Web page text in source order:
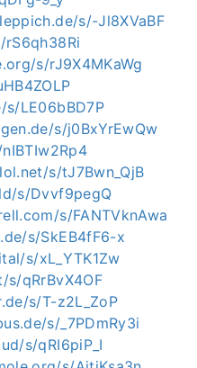
s/-Jl8XVaBF
s/rJ9X4MKaWg
LE06bBD7P
s/j0BxYrEwQw
s/tJ7Bwn_QjB
s/Dvvf9pegQ
s/FANTVknAwa
s/SkEB4fF6-x
s/xL_YTK1Zw
qRrBvX4OF
s/T-z2L_ZoP
s/_7PDmRy3i
s/qRI6piP_I